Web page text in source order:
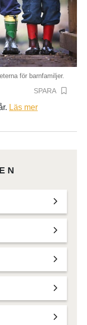
för barnfamiljer.
SPARA
Läs mer